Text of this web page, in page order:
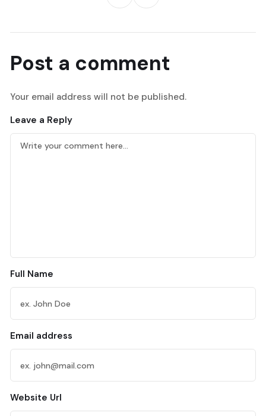
Post a comment
Your email address will not be published.
Leave a Reply
Full Name
Email address
Website Url